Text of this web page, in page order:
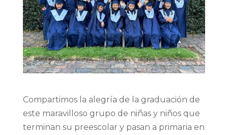
Compartimos la alegría de la graduación de
este maravilloso grupo de niñas y niños que
terminan su preescolar y pasan a primaria en